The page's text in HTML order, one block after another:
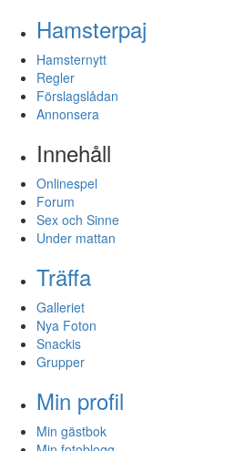
Hamsterpaj
Hamsternytt
Regler
Förslagslådan
Annonsera
Innehåll
Onlinespel
Forum
Sex och Sinne
Under mattan
Träffa
Galleriet
Nya Foton
Snackis
Grupper
Min profil
Min gästbok